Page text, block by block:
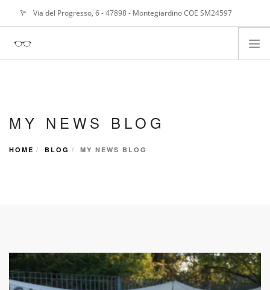
Via del Progresso, 6 - 47898 - Montegiardino COE SM24597
PORTFOLIO
MY NEWS BLOG
HOME BLOG MY NEWS BLOG